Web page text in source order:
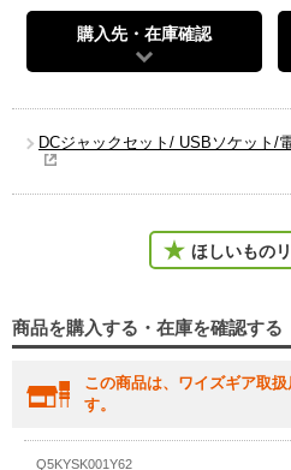
購入先・在庫確認
DCジャックセット/ USBソケット/
ほしいもの
商品を購入する・在庫を確認する
この商品は、ワイズギア取
す。
Q5KYSK001Y62